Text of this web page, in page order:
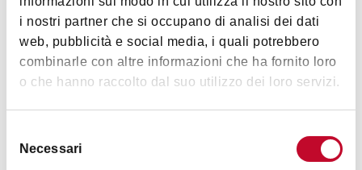
i nostri partner che si occupano di analisi dei dati
web, pubblicità e social media, i quali potrebbero
combinarle con altre informazioni che ha fornito loro
o che hanno raccolto dal suo utilizzo dei loro servizi.
delNecessari
心情
藝術文化